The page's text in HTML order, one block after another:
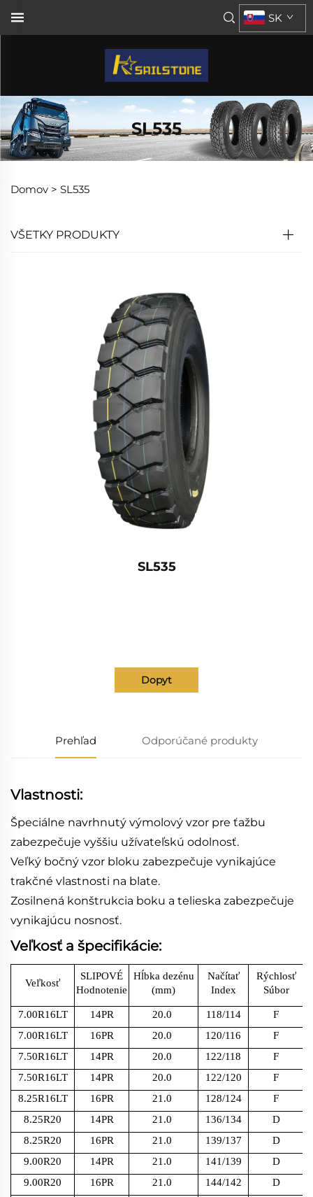
SK
SL535
Domov > SL535
VŠETKY PRODUKTY
SL535
Dopyt
Prehľad Odporúčané produkty
Vlastnosti:
Špeciálne navrhnutý výmolový vzor pre ťažbu
zabezpečuje vyššiu užívateľskú odolnosť.
Veľký bočný vzor bloku zabezpečuje vynikajúce
trakčné vlastnosti na blate.
Zosilnená konštrukcia boku a telieska zabezpečuje
vynikajúcu nosnosť.
Veľkosť a špecifikácie:
Veľkosť
SLIPOVÉ
Hodnotenie
Hĺbka dezénu
(mm)
Načítať
Index
Rýchlosť
Súbor
7.00R16LT 14PR 20.0 118/114
F
7.00R16LT
16PR 20.0 120/116
F
7.50R16LT
14PR 20.0 122/118
F
7.50R16LT
14PR 20.0 122/120
F
8.25R16LT
16PR 21.0 128/124
F
8.25R20
14PR 21.0 136/134
D
8.25R20
16PR 21.0 139/137
D
9.00R20
14PR 21.0 141/139
D
9.00R20
16PR 21.0 144/142
D